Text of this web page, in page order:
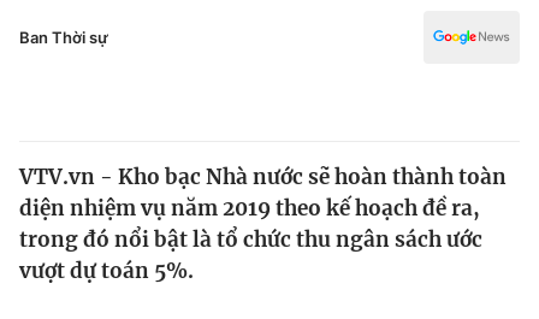
Y tế
Thế giới
Văn hóa - Giải trí
Giáo dục
Ban Thời sự
VTV.vn - Kho bạc Nhà nước sẽ hoàn thành toàn
diện nhiệm vụ năm 2019 theo kế hoạch đề ra,
trong đó nổi bật là tổ chức thu ngân sách ước
vượt dự toán 5%.